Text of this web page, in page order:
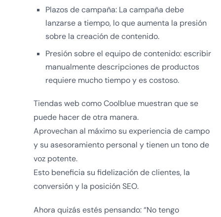
Plazos de campaña: La campaña debe
lanzarse a tiempo, lo que aumenta la presión
sobre la creación de contenido.
Presión sobre el equipo de contenido: escribir
manualmente descripciones de productos
requiere mucho tiempo y es costoso.
Tiendas web como Coolblue muestran que se
puede hacer de otra manera.
Aprovechan al máximo su experiencia de campo
y su asesoramiento personal y tienen un tono de
voz potente.
Esto beneficia su fidelización de clientes, la
conversión y la posición SEO.
Ahora quizás estés pensando: “No tengo